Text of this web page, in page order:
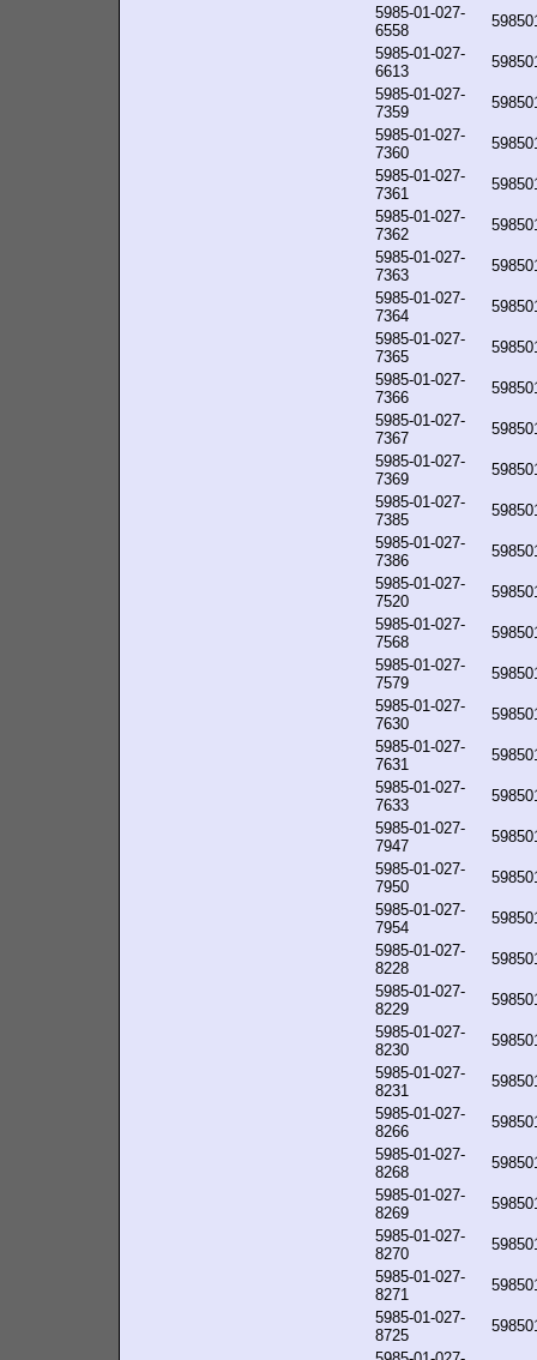
5985-01-027-
6558
5985-01-027-
6613
5985-01-027-
7359
5985-01-027-
7360
5985-01-027-
7361
5985-01-027-
7362
5985-01-027-
7363
5985-01-027-
7364
5985-01-027-
7365
5985-01-027-
7366
5985-01-027-
7367
5985-01-027-
7369
5985-01-027-
7385
5985-01-027-
7386
5985-01-027-
7520
5985-01-027-
7568
5985-01-027-
7579
5985-01-027-
7630
5985-01-027-
7631
5985-01-027-
7633
5985-01-027-
7947
5985-01-027-
7950
5985-01-027-
7954
5985-01-027-
8228
5985-01-027-
8229
5985-01-027-
8230
5985-01-027-
8231
5985-01-027-
8266
5985-01-027-
8268
5985-01-027-
8269
5985-01-027-
8270
5985-01-027-
8271
5985-01-027-
8725